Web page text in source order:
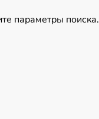
параметры поиска.